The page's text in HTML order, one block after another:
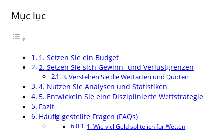
Mục lục
1. Setzen Sie ein Budget
2. Setzen Sie sich Gewinn- und Verlustgrenzen
3. Verstehen Sie die Wettarten und Quoten
4. Nutzen Sie Analysen und Statistiken
5. Entwickeln Sie eine Disziplinierte Wettstrategie
Fazit
Häufig gestellte Fragen (FAQs)
1. Wie viel Geld sollte ich für Wetten